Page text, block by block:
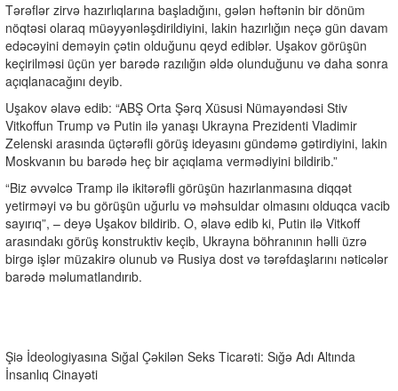
Tərəflər zirvə hazırlıqlarına başladığını, gələn həftənin bir dönüm
nöqtəsi olaraq müəyyənləşdirildiyini, lakin hazırlığın neçə gün davam
edəcəyini deməyin çətin olduğunu qeyd ediblər. Uşakov görüşün
keçirilməsi üçün yer barədə razılığın əldə olunduğunu və daha sonra
açıqlanacağını deyib.
Uşakov əlavə edib: “ABŞ Orta Şərq Xüsusi Nümayəndəsi Stiv
Vitkoffun Trump və Putin ilə yanaşı Ukrayna Prezidenti Vladimir
Zelenski arasında üçtərəfli görüş ideyasını gündəmə gətirdiyini, lakin
Moskvanın bu barədə heç bir açıqlama vermədiyini bildirib.”
“Biz əvvəlcə Tramp ilə ikitərəfli görüşün hazırlanmasına diqqət
yetirməyi və bu görüşün uğurlu və məhsuldar olmasını olduqca vacib
sayırıq”, – deyə Uşakov bildirib. O, əlavə edib ki, Putin ilə Vitkoff
arasındakı görüş konstruktiv keçib, Ukrayna böhranının həlli üzrə
birgə işlər müzakirə olunub və Rusiya dost və tərəfdaşlarını nəticələr
barədə məlumatlandırıb.
Şiə İdeologiyasına Sığal Çəkilən Seks Ticarəti: Sığə Adı Altında
İnsanlıq Cinayəti